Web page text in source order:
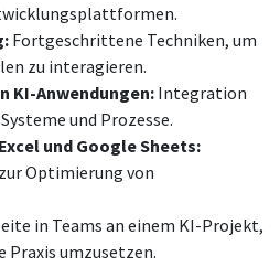
Fortgeschrittene Techniken, um
zu interagieren.
KI-Anwendungen: Integration
und Prozesse.
und Google Sheets:
Optimierung von
in Teams an einem KI-Projekt,
Praxis umzusetzen.